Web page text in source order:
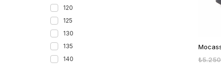
120
125
130
135
140